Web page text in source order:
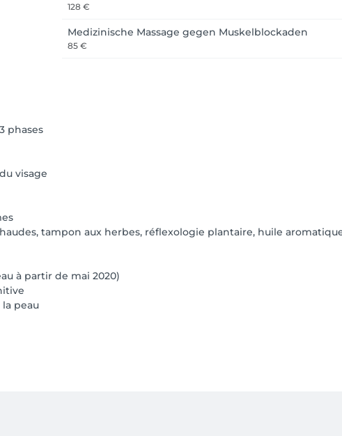
128 €
Medizinische Massage gegen Muskelblockaden
85 €
phases
visage
tampon aux herbes, réflexologie plantaire, huile
à partir de mai 2020)
peau